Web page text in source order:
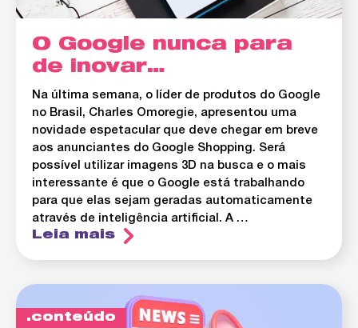
O Google nunca para
de inovar…
Na última semana, o líder de produtos do Google
no Brasil, Charles Omoregie, apresentou uma
novidade espetacular que deve chegar em breve
aos anunciantes do Google Shopping. Será
possível utilizar imagens 3D na busca e o mais
interessante é que o Google está trabalhando
para que elas sejam geradas automaticamente
através de inteligência artificial. A …
Leia mais
conteúdo